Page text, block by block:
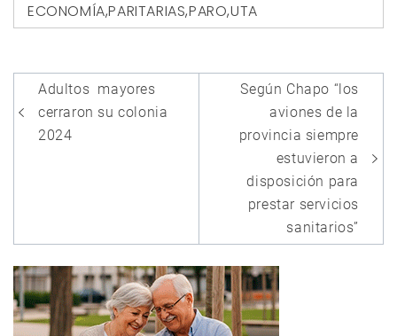
ECONOMÍA,PARITARIAS,PARO,UTA
Navegación
de
entradas
Adultos mayores
cerraron su colonia
2024
Según Chapo “los
aviones de la
provincia siempre
estuvieron a
disposición para
prestar servicios
sanitarios”